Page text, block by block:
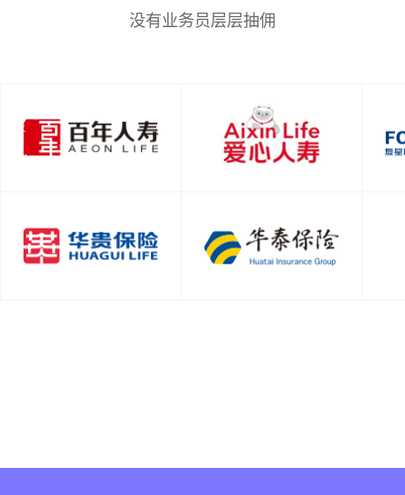
没有业务员层层抽佣